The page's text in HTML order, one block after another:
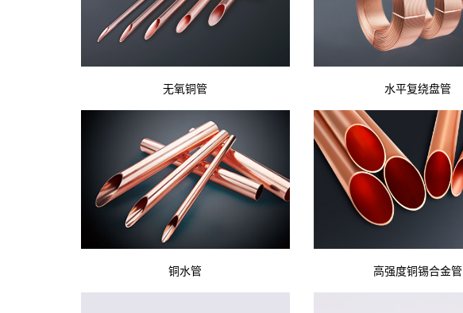
无氧铜管 水平复绕盘管
铜水管 高强度铜锡合金管